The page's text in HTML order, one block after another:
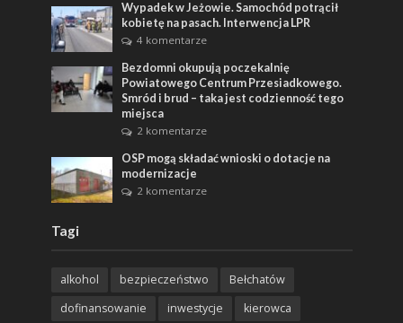
Wypadek w Jeżowie. Samochód potrącił
kobietę na pasach. Interwencja LPR
4 komentarze
Bezdomni okupują poczekalnię
Powiatowego Centrum Przesiadkowego.
Smród i brud – taka jest codzienność tego
miejsca
2 komentarze
OSP mogą składać wnioski o dotacje na
modernizacje
2 komentarze
Tagi
alkohol bezpieczeństwo
Bełchatów
dofinansowanie
inwestycje
kierowca